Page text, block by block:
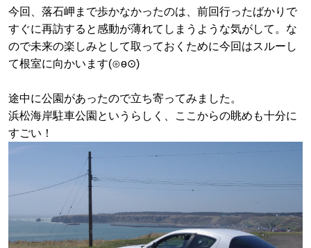
今回、落石岬まで歩かなかったのは、 前回行ったばかりで
すぐに再訪すると感動が薄れてしまうような気がして。な
ので未来の楽しみとして取っておくために今回はスルーし
て根室に向かいます(⊙ө⊙)
途中に公園があったので立ち寄ってみました。
浜松海岸駐車公園というらしく、ここからの眺めも十分に
すごい！